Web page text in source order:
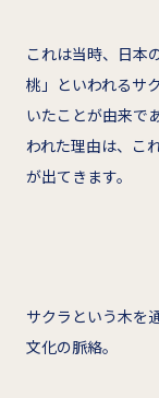
これは当時、日本
桃」といわれるサ
いたことが由来で
われた理由は、こ
が出てきます。
サクラという木を
文化の脈絡。